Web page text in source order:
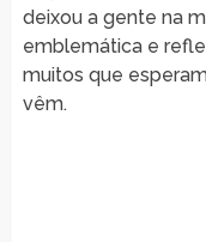
deixou a gente na
emblemática e
muitos que
vêm.